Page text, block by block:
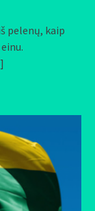
pelenų, kaip